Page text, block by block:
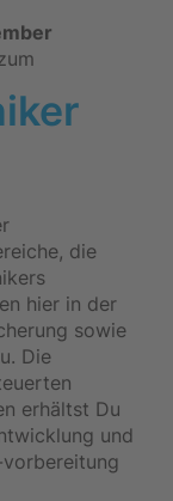
die
hier in der
sowie
Die
erhältst Du
und